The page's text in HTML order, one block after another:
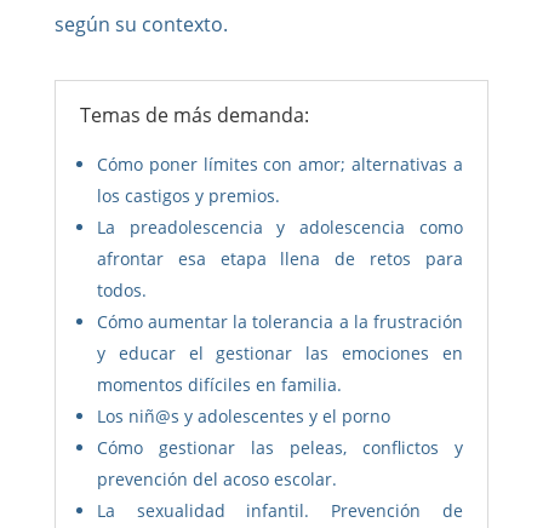
según su contexto.
Temas de más demanda:
Cómo poner límites con amor; alternativas a
los castigos y premios.
La preadolescencia y adolescencia como
afrontar esa etapa llena de retos para
todos.
Cómo aumentar la tolerancia a la frustración
y educar el gestionar las emociones en
momentos difíciles en familia.
Los niñ@s y adolescentes y el porno
Cómo gestionar las peleas, conflictos y
prevención del acoso escolar.
La sexualidad infantil. Prevención de